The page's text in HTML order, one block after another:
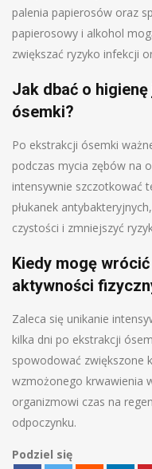
palenia papierosów oraz
papierosowy i alkohol
zwiększać ryzyko infekcji
Jak dbać o
ósemki?
Po ekstrakcji ósemki
podczas mycia zębów na
intensywnie szczotkować
płukanek
czystości i zmniejszyć
Kiedy mogę
aktywności
Zaleca się unikanie
kilka dni po ekstrakcji
spowodować zwiększone
wzmożonego krwawienia
organizmowi czas na
odpoczynku.
Podziel się